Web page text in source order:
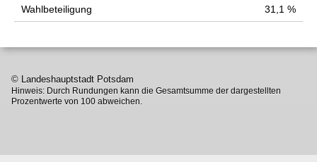
Wahlbeteiligung 31,1 %
© Landeshauptstadt Potsdam
Hinweis: Durch Rundungen kann die Gesamtsumme der dargestellten
Prozentwerte von 100 abweichen.